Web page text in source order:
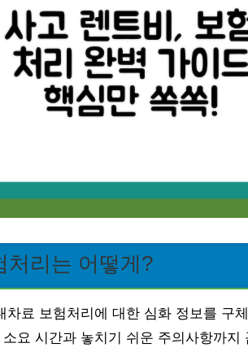
처리는 어떻게?
차료 보험처리에 대한 심화 정보를 구
요 시간과 놓치기 쉬운 주의사항까지